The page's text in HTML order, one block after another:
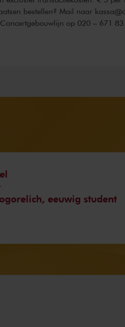
bestellen? Mail naar
op 020 – 671 83
eeuwig student